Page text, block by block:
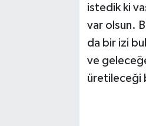
istedik ki
var olsun.
da bir izi
ve
üretileceği